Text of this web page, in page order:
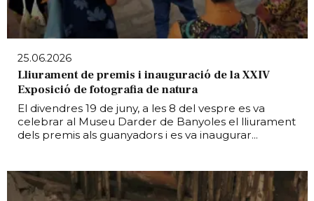
25.06.2026
Lliurament de premis i inauguració de la XXIV
Exposició de fotografia de natura
El divendres 19 de juny, a les 8 del vespre es va
celebrar al Museu Darder de Banyoles el lliurament
dels premis als guanyadors i es va inaugurar...